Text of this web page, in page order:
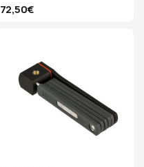
72,50€